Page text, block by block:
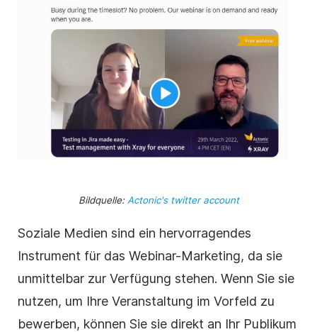
Bildquelle: Actonic's twitter account
Soziale Medien sind ein hervorragendes
Instrument für das Webinar-Marketing, da sie
unmittelbar zur Verfügung stehen. Wenn Sie sie
nutzen, um Ihre Veranstaltung im Vorfeld zu
bewerben, können Sie sie direkt an Ihr Publikum